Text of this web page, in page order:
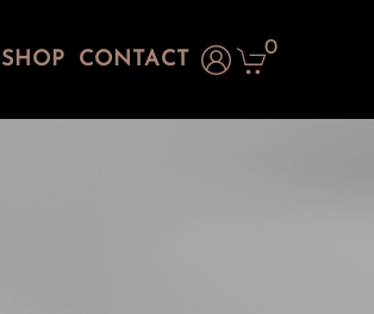
SHOP CONTACT
0